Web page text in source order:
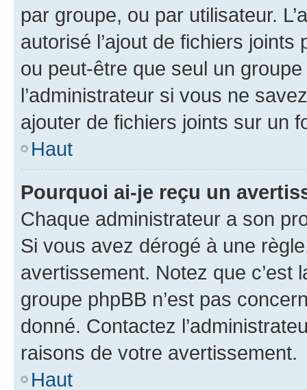
par groupe, ou par utilisateur.
autorisé l’ajout de fichiers
ou peut-être que seul un
l’administrateur si vous ne
ajouter de fichiers joints sur un
Haut
Pourquoi ai-je reçu un
Chaque administrateur a son
Si vous avez dérogé à une
avertissement. Notez que c’est
groupe phpBB n’est pas
donné. Contactez
raisons de votre avertissement.
Haut